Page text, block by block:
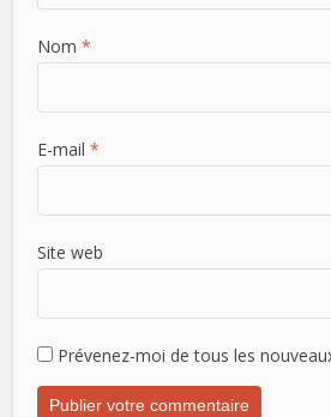
Nom*
E-mail*
Site web
Prévenez-moi de tous les